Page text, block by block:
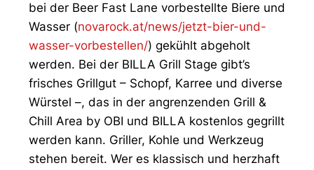
bei der Beer Fast Lane vorbestellte Biere und
Wasser (novarock.at/news/jetzt-bier-und-
wasser-vorbestellen/) gekühlt abgeholt
werden. Bei der BILLA Grill Stage gibt’s
frisches Grillgut – Schopf, Karree und diverse
Würstel –, das in der angrenzenden Grill &
Chill Area by OBI und BILLA kostenlos gegrillt
werden kann. Griller, Kohle und Werkzeug
stehen bereit. Wer es klassisch und herzhaft